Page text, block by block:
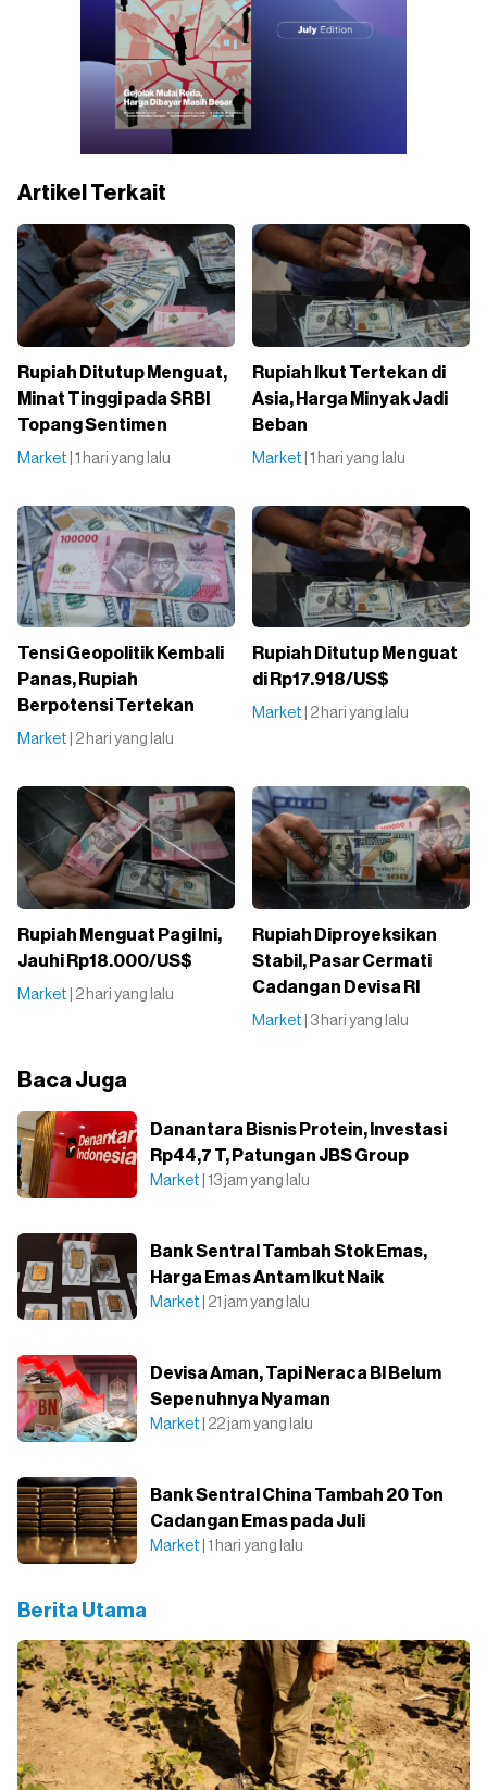
Artikel Terkait
Rupiah Ditutup Menguat,
Minat Tinggi pada SRBI
Topang Sentimen
Market | 1 hari yang lalu
Rupiah Ikut Tertekan di
Asia, Harga Minyak Jadi
Beban
Market | 1 hari yang lalu
Tensi Geopolitik Kembali
Panas, Rupiah
Berpotensi Tertekan
Market | 2 hari yang lalu
Rupiah Ditutup Menguat
di Rp17.918/US$
Market | 2 hari yang lalu
Rupiah Menguat Pagi Ini,
Jauhi Rp18.000/US$
Market | 2 hari yang lalu
Rupiah Diproyeksikan
Stabil, Pasar Cermati
Cadangan Devisa RI
Market | 3 hari yang lalu
Baca Juga
Danantara Bisnis Protein, Investasi
Rp44,7 T, Patungan JBS Group
Market | 13 jam yang lalu
Bank Sentral Tambah Stok Emas,
Harga Emas Antam Ikut Naik
Market | 21 jam yang lalu
Devisa Aman, Tapi Neraca BI Belum
Sepenuhnya Nyaman
Market | 22 jam yang lalu
Bank Sentral China Tambah 20 Ton
Cadangan Emas pada Juli
Market | 1 hari yang lalu
Berita Utama